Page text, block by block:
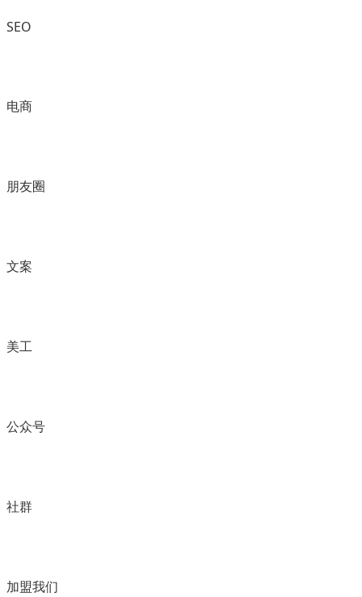
SEO
电商
朋友圈
文案
美工
公众号
社群
加盟我们